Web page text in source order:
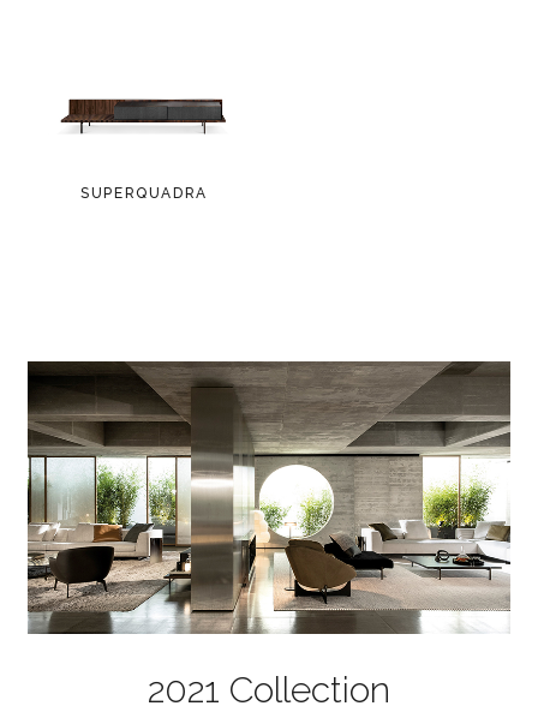
SUPERQUADRA
2021 Collection